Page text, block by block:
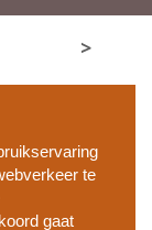
te
gaat
dat het
unieke
ziet het aan